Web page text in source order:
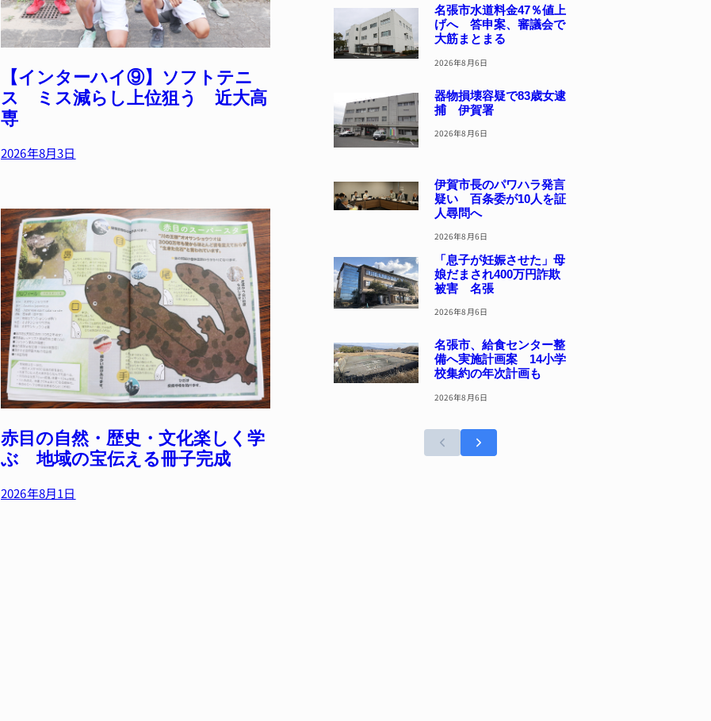
【インターハイ⑨】ソフトテニ
ス ミス減らし上位狙う 近大高
専
2026年8月3日
赤目の自然・歴史・文化楽しく学
ぶ 地域の宝伝える冊子完成
2026年8月1日
名張市水道料金47％値上
げへ 答申案、審議会で
大筋まとまる
2026年8月6日
器物損壊容疑で83歳女逮
捕 伊賀署
2026年8月6日
伊賀市長のパワハラ発言
疑い 百条委が10人を証
人尋問へ
2026年8月6日
「息子が妊娠させた」母
娘だまされ400万円詐欺
被害 名張
2026年8月6日
名張市、給食センター整
備へ実施計画案 14小学
校集約の年次計画も
2026年8月6日